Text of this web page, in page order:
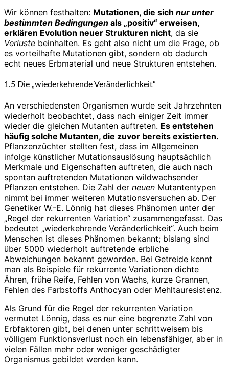
Wir können festhalten: Mutationen, die sich nur unter
bestimmten Bedingungen als „positiv“ erweisen,
erklären Evolution neuer Strukturen nicht, da sie
Verluste beinhalten. Es geht also nicht um die Frage, ob
es vorteilhafte Mutationen gibt, sondern ob dadurch
echt neues Erbmaterial und neue Strukturen entstehen.
1.5 Die „wiederkehrende Veränderlichkeit“
An verschiedensten Organismen wurde seit Jahrzehnten
wiederholt beobachtet, dass nach einiger Zeit immer
wieder die gleichen Mutanten auftreten. Es entstehen
häufig solche Mutanten, die zuvor bereits existierten.
Pflanzenzüchter stellten fest, dass im Allgemeinen
infolge künstlicher Mutationsauslösung hauptsächlich
Merkmale und Eigenschaften auftreten, die auch nach
spontan auftretenden Mutationen wildwachsender
Pflanzen entstehen. Die Zahl der neuen Mutantentypen
nimmt bei immer weiteren Mutationsversuchen ab. Der
Genetiker W.-E. Lönnig hat dieses Phänomen unter der
„Regel der rekurrenten Variation“ zusammengefasst. Das
bedeutet „wiederkehrende Veränderlichkeit“. Auch beim
Menschen ist dieses Phänomen bekannt; bislang sind
über 5000 wiederholt auftretende erbliche
Abweichungen bekannt geworden. Bei Getreide kennt
man als Beispiele für rekurrente Variationen dichte
Ähren, frühe Reife, Fehlen von Wachs, kurze Grannen,
Fehlen des Farbstoffs Anthocyan oder Mehltauresistenz.
Als Grund für die Regel der rekurrenten Variation
vermutet Lönnig, dass es nur eine begrenzte Zahl von
Erbfaktoren gibt, bei denen unter schrittweisem bis
völligem Funktionsverlust noch ein lebensfähiger, aber in
vielen Fällen mehr oder weniger geschädigter
Organismus gebildet werden kann.